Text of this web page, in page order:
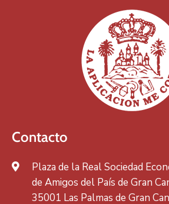
Contacto
Plaza de la Real Sociedad
de Amigos del País de Gran
35001 Las Palmas de Gran